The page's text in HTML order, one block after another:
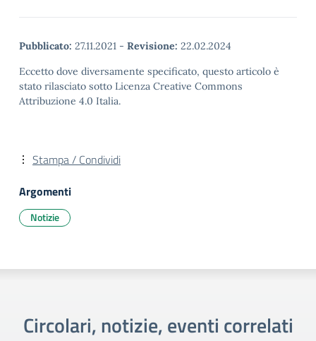
Pubblicato: 27.11.2021 - Revisione: 22.02.2024
Eccetto dove diversamente specificato, questo articolo è
stato rilasciato sotto Licenza Creative Commons
Attribuzione 4.0 Italia.
Stampa / Condividi
Argomenti
Notizie
Circolari, notizie, eventi correlati